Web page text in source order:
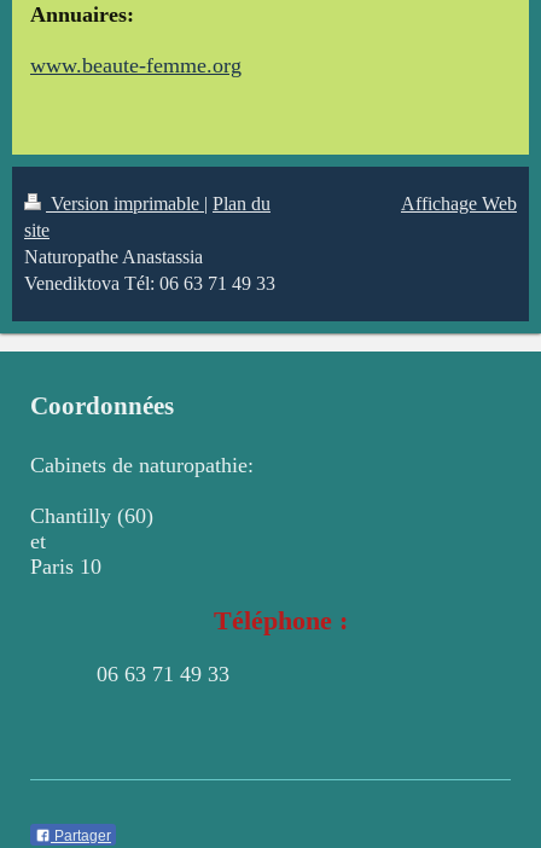
Annuaires:
www.beaute-femme.org
Version imprimable | Plan du
site
Naturopathe Anastassia
Venediktova Tél: 06 63 71 49 33
Affichage Web
Coordonnées
Cabinets de naturopathie:
Chantilly (60)
et
Paris 10
Téléphone :
06 63 71 49 33
Partager